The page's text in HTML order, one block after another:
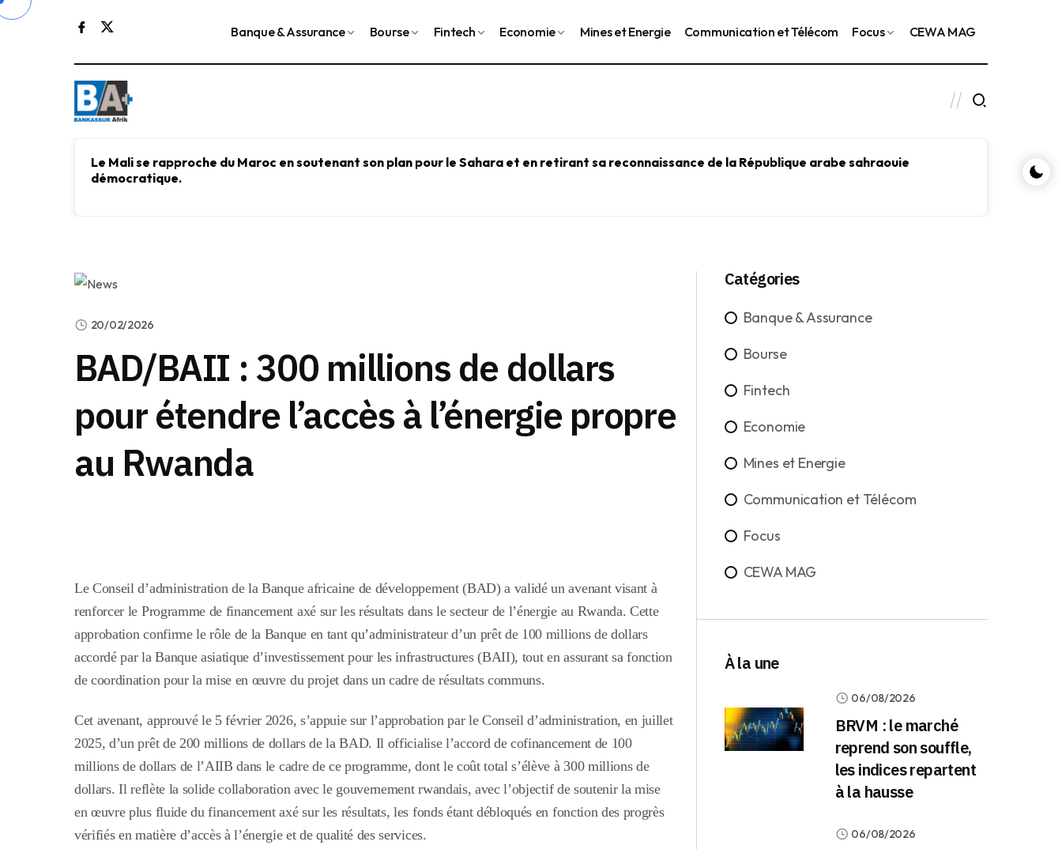
Banque & Assurance Bourse Fintech Economie Mines et Energie Communication et Télécom Focus CEWA MAG
Le Mali se rapproche du Maroc en soutenant son plan pour le Sahara et en retirant sa reconnaissance de la République arabe sahraouie
démocratique.
Le
le
20/02/2026
BAD/BAII : 300 millions de dollars
pour étendre l’accès à l’énergie propre
au Rwanda
Le Conseil d’administration de la Banque africaine de développement (BAD) a validé un avenant visant à
renforcer le Programme de financement axé sur les résultats dans le secteur de l’énergie au Rwanda. Cette
approbation confirme le rôle de la Banque en tant qu’administrateur d’un prêt de 100 millions de dollars
accordé par la Banque asiatique d’investissement pour les infrastructures (BAII), tout en assurant sa fonction
de coordination pour la mise en œuvre du projet dans un cadre de résultats communs.
Cet avenant, approuvé le 5 février 2026, s’appuie sur l’approbation par le Conseil d’administration, en juillet
2025, d’un prêt de 200 millions de dollars de la BAD. Il officialise l’accord de cofinancement de 100
millions de dollars de l’AIIB dans le cadre de ce programme, dont le coût total s’élève à 300 millions de
dollars. Il reflète la solide collaboration avec le gouvernement rwandais, avec l’objectif de soutenir la mise
en œuvre plus fluide du financement axé sur les résultats, les fonds étant débloqués en fonction des progrès
vérifiés en matière d’accès à l’énergie et de qualité des services.
Catégories
Banque & Assurance
Bourse
Fintech
Economie
Mines et Energie
Communication et Télécom
Focus
CEWA MAG
À la une
06/08/2026
BRVM : le marché
reprend son souffle,
les indices repartent
à la hausse
06/08/2026